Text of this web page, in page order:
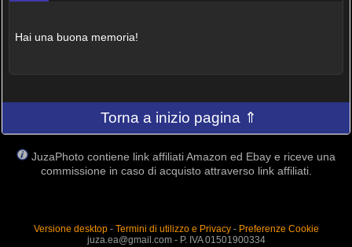
Hai una buona memoria!
Torna a inizio pagina ⇑
JuzaPhoto contiene link affiliati Amazon ed Ebay e riceve una
commissione in caso di acquisto attraverso link affiliati.
Versione desktop- Termini di utilizzo e Privacy- Preferenze Cookie
juza.ea@gmail.com - P. IVA 01501900334